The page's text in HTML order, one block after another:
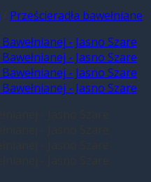
Prześcieradła bawełniane